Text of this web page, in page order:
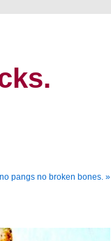
pangs no broken bones. »